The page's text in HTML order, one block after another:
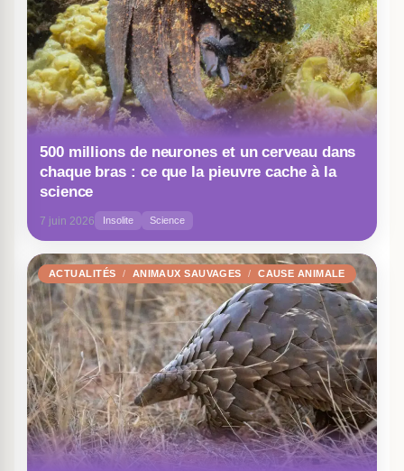
500 millions de neurones et un cerveau dans
chaque bras : ce que la pieuvre cache à la
science
7 juin 2026 Insolite Science
ACTUALITÉS ANIMAUX SAUVAGES CAUSE ANIMALE